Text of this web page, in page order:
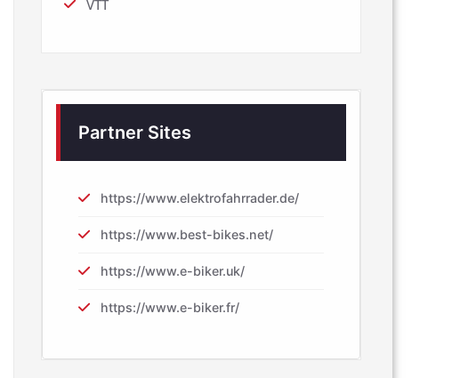
VTT
Partner Sites
https://www.elektrofahrrader.de/
https://www.best-bikes.net/
https://www.e-biker.uk/
https://www.e-biker.fr/